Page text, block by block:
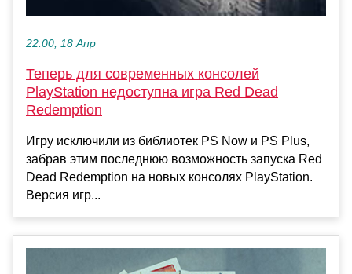
22:00, 18 Апр
Теперь для современных консолей
PlayStation недоступна игра Red Dead
Redemption
Игру исключили из библиотек PS Now и PS Plus,
забрав этим последнюю возможность запуска Red
Dead Redemption на новых консолях PlayStation.
Версия игр...